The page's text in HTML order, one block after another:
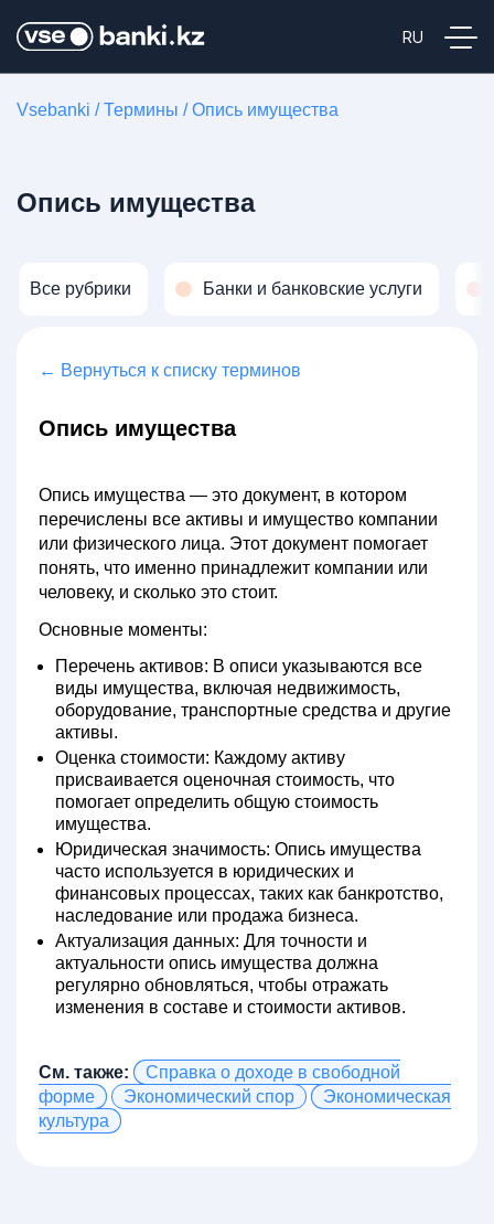
Vsebanki /Термины /Опись имущества
Опись имущества
Все рубрики Банки и банковские услуги
← Вернуться к списку терминов
Опись имущества
Опись имущества — это документ, в котором
перечислены все активы и имущество компании
или физического лица. Этот документ помогает
понять, что именно принадлежит компании или
человеку, и сколько это стоит.
Основные моменты:
Перечень активов: В описи указываются все
виды имущества, включая недвижимость,
оборудование, транспортные средства и другие
активы.
Оценка стоимости: Каждому активу
присваивается оценочная стоимость, что
помогает определить общую стоимость
имущества.
Юридическая значимость: Опись имущества
часто используется в юридических и
финансовых процессах, таких как банкротство,
наследование или продажа бизнеса.
Актуализация данных: Для точности и
актуальности опись имущества должна
регулярно обновляться, чтобы отражать
изменения в составе и стоимости активов.
См. также:
Справка о доходе в свободной
форме
Экономический спор
Экономическая
культура